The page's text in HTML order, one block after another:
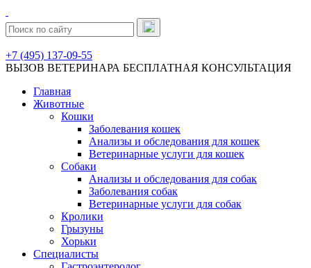
+7 (495) 137-09-55
ВЫЗОВ ВЕТЕРИНАРА БЕСПЛАТНАЯ КОНСУЛЬТАЦИЯ
Главная
Животные
Кошки
Заболевания кошек
Анализы и обследования для кошек
Ветеринарные услуги для кошек
Собаки
Анализы и обследования для собак
Заболевания собак
Ветеринарные услуги для собак
Кролики
Грызуны
Хорьки
Специалисты